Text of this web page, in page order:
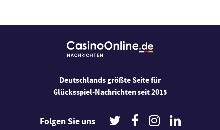
Deutschlands größte Seite für
Glücksspiel-Nachrichten seit 2015
Folgen Sie uns